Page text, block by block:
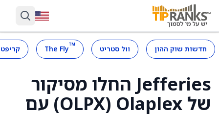
חדשות שוק ההון וול סטריט ™
The Fly
Jefferies החלו מסיקור
של Olaplex ‏(OLPX) עם